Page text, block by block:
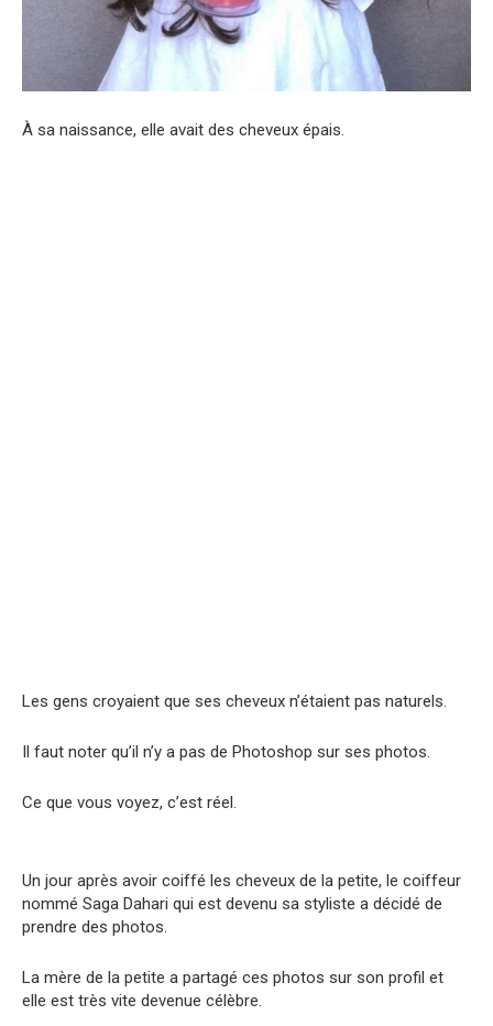
À sa naissance, elle avait des cheveux épais.
Les gens croyaient que ses cheveux n’étaient pas naturels.
Il faut noter qu’il n’y a pas de Photoshop sur ses photos.
Ce que vous voyez, c’est réel.
Un jour après avoir coiffé les cheveux de la petite, le coiffeur
nommé Saga Dahari qui est devenu sa styliste a décidé de
prendre des photos.
La mère de la petite a partagé ces photos sur son profil et
elle est très vite devenue célèbre.